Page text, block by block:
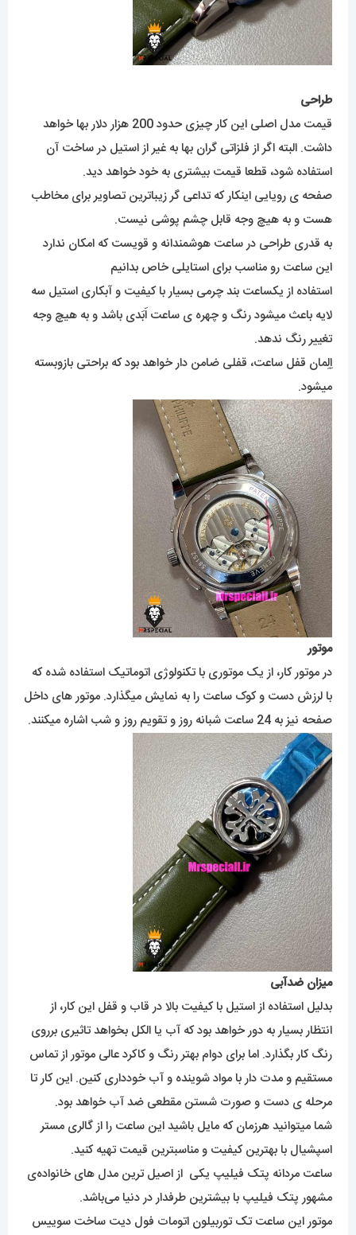
طراحی
قیمت مدل اصلی این کار چیزی حدود 200 هزار دلار بها خواهد
داشت. البته اگر از فلزاتی گران بها به غیر از استیل در ساخت آن
استفاده شود، قطعا قیمت بیشتری به خود خواهد دید.
صفحه ی رویایی اینکار که تداعی گر زیباترین تصاویر برای مخاطب
هست و به هیچ وجه قابل چشم پوشی نیست.
به قدری طراحی در ساعت هوشمندانه و قویست که امکان ندارد
این ساعت رو مناسب برای استایلی خاص بدانیم
استفاده از یکساعت بند چرمی بسیار با کیفیت و آبکاری استیل سه
لایه باعث میشود رنگ و چهره ی ساعت اَبَدی باشد و به هیچ وجه
تغییر رنگ ندهد.
اِلِمان قفل ساعت، قفلی ضامن دار خواهد بود که براحتی بازوبسته
میشود.
موتور
در موتور کار، از یک موتوری با تکنولوژی اتوماتیک استفاده شده که
با لرزش دست و کوک ساعت را به نمایش میگذارد. موتور های داخل
صفحه نیز به 24 ساعت شبانه روز و تقویم روز و شب اشاره میکنند.
میزان ضدآبی
بدلیل استفاده از استیل با کیفیت بالا در قاب و قفل این کار، از
انتظار بسیار به دور خواهد بود که آب یا الکل بخواهد تاثیری برروی
رنگ کار بگذارد. اما برای دوام بهتر رنگ و کاکرد عالی موتور از تماس
مستقیم و مدت دار با مواد شوینده و آب خودداری کنین. این کار تا
مرحله ی دست و صورت شستن مقطعی ضد آب خواهد بود.
شما میتوانید هرزمان که مایل باشید این ساعت را از گالری مستر
اسپشیال با بهترین کیفیت و مناسبترین قیمت تهیه کنید.
ساعت مردانه پتک فیلیپ یکی از اصیل ترین مدل های خانواده‌ی
مشهور پتک فیلیپ با بیشترین طرفدار در دنیا می‌باشد.
موتور این ساعت تک توربیلون اتومات فول دیت ساخت سوییس